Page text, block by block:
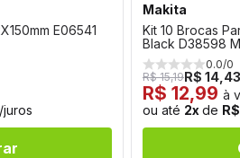
E06541
juros
Makita
Kit 10 Brocas
Black D38598
0.0/0
R$ 15,19R$ 14,43
R$ 12,99 à
ou até 2x de